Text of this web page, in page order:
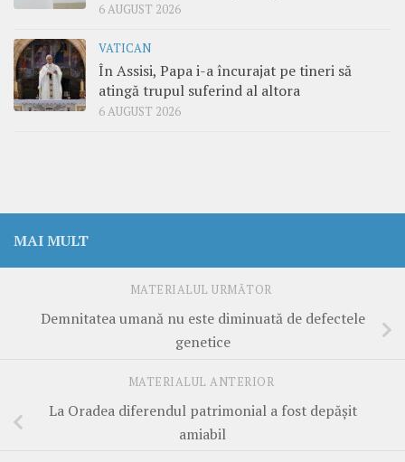
6 AUGUST 2026
VATICAN
În Assisi, Papa i-a încurajat pe tineri să
atingă trupul suferind al altora
6 AUGUST 2026
MAI MULT
MATERIALUL URMĂTOR
Demnitatea umană nu este diminuată de defectele
genetice
MATERIALUL ANTERIOR
La Oradea diferendul patrimonial a fost depăşit
amiabil